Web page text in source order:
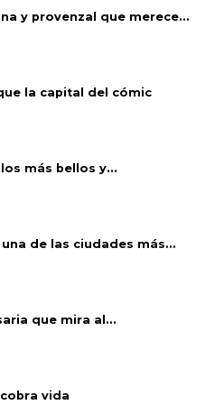
y provenzal que merece...
la capital del cómic
más bellos y...
de las ciudades más...
que mira al...
vida